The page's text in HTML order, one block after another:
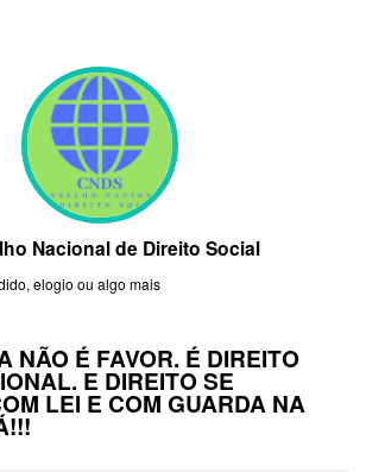
Nacional de Direito Social
elogio ou algo mais
NÃO É FAVOR. É DIREITO
E DIREITO SE
LEI E COM GUARDA NA